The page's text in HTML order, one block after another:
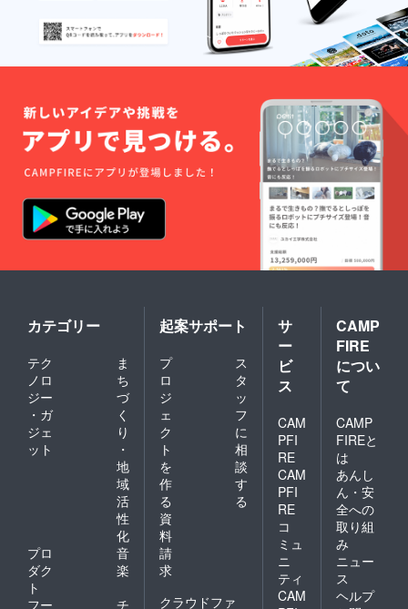
カテゴリー
テク
ノロ
ジー
・ガ
ジェ
ット
ま
ち
づ
く
り
・
地
域
活
性
化
プロ
ダク
ト
音
楽
フー
チ
起案サポート
プ
ロ
ジ
ェ
ク
ト
を
作
る
ス
タ
ッ
フ
に
相
談
す
る
資
料
請
求
クラウドファ
サ
ー
ビ
ス
CAM
PFI
RE
CAM
PFI
RE
コ
ミュ
ニ
ティ
CAM
CAMP
FIRE
につい
て
CAMP
FIREと
は
あんし
ん・安
全への
取り組
み
ニュー
ス
ヘルプ